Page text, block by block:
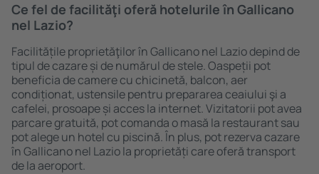
Ce fel de facilităţi oferă hotelurile în Gallicano
nel Lazio?
Facilitățile proprietăţilor în Gallicano nel Lazio depind de
tipul de cazare și de numărul de stele. Oaspeții pot
beneficia de camere cu chicinetă, balcon, aer
condiționat, ustensile pentru prepararea ceaiului şi a
cafelei, prosoape și acces la internet. Vizitatorii pot avea
parcare gratuită, pot comanda o masă la restaurant sau
pot alege un hotel cu piscină. În plus, pot rezerva cazare
în Gallicano nel Lazio la proprietăți care oferă transport
de la aeroport.